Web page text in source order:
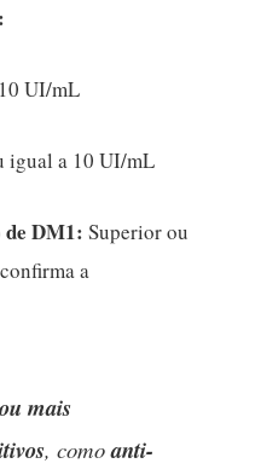
UI/mL
igual a 10 UI/mL
de DM1: Superior ou
a
mais
, comoanti-